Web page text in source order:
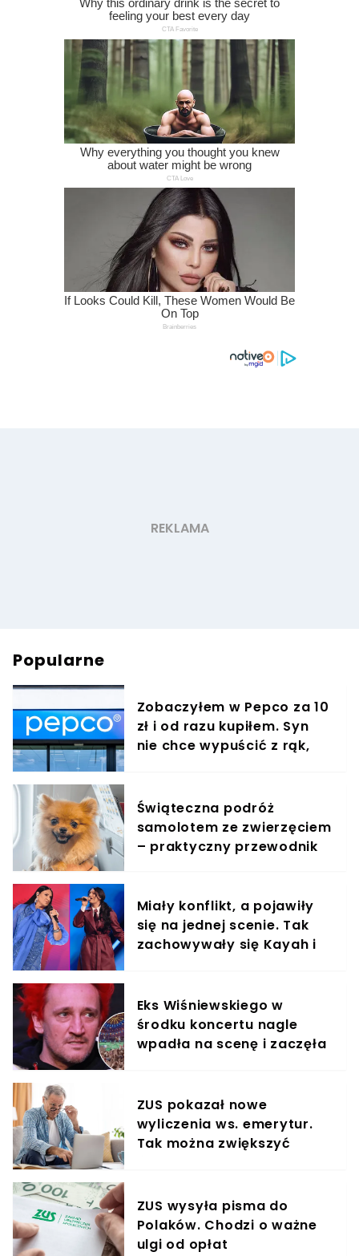
Popularne
Zobaczyłem w Pepco za 10
zł i od razu kupiłem. Syn
nie chce wypuścić z rąk,
Świąteczna podróż
samolotem ze zwierzęciem
– praktyczny przewodnik
Miały konflikt, a pojawiły
się na jednej scenie. Tak
zachowywały się Kayah i
Eks Wiśniewskiego w
środku koncertu nagle
wpadła na scenę i zaczęła
ZUS pokazał nowe
wyliczenia ws. emerytur.
Tak można zwiększyć
ZUS wysyła pisma do
Polaków. Chodzi o ważne
ulgi od opłat